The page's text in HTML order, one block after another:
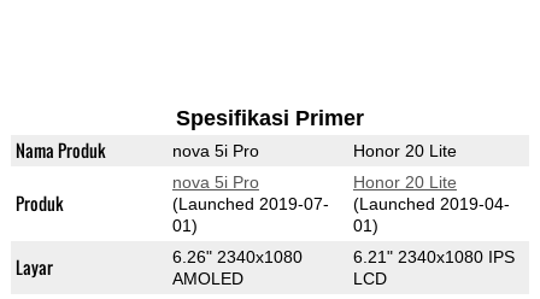
Spesifikasi Primer
Nama Produk nova 5i Pro Honor 20 Lite
Produk
nova 5i Pro
(Launched 2019-07-
01)
Honor 20 Lite
(Launched 2019-04-
01)
Layar
6.26" 2340x1080
AMOLED
6.21" 2340x1080 IPS
LCD